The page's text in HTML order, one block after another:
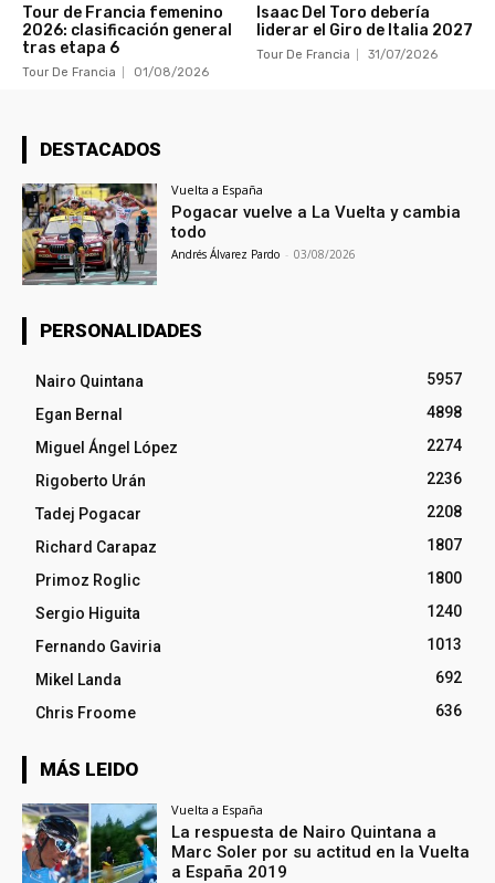
Tour de Francia femenino
2026: clasificación general
tras etapa 6
Tour De Francia 01/08/2026
Isaac Del Toro debería
liderar el Giro de Italia 2027
Tour De Francia 31/07/2026
DESTACADOS
Vuelta a España
Pogacar vuelve a La Vuelta y cambia
todo
Andrés Álvarez Pardo - 03/08/2026
PERSONALIDADES
Nairo Quintana
5957
Egan Bernal
4898
Miguel Ángel López
2274
Rigoberto Urán
2236
Tadej Pogacar
2208
Richard Carapaz
1807
Primoz Roglic
1800
Sergio Higuita
1240
Fernando Gaviria
1013
Mikel Landa
692
Chris Froome
636
MÁS LEIDO
Vuelta a España
La respuesta de Nairo Quintana a
Marc Soler por su actitud en la Vuelta
a España 2019